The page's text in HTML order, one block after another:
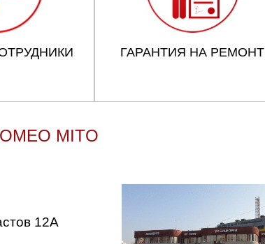
ГАРАНТИЯ НА РЕМОНТ
MITO
12А